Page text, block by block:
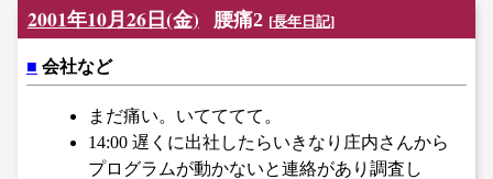
2001年10月26日(金) 腰痛2 [長年日記]
■ 会社など
まだ痛い。いてててて。
14:00 遅くに出社したらいきなり庄内さんから
プログラムが動かないと連絡があり調査し